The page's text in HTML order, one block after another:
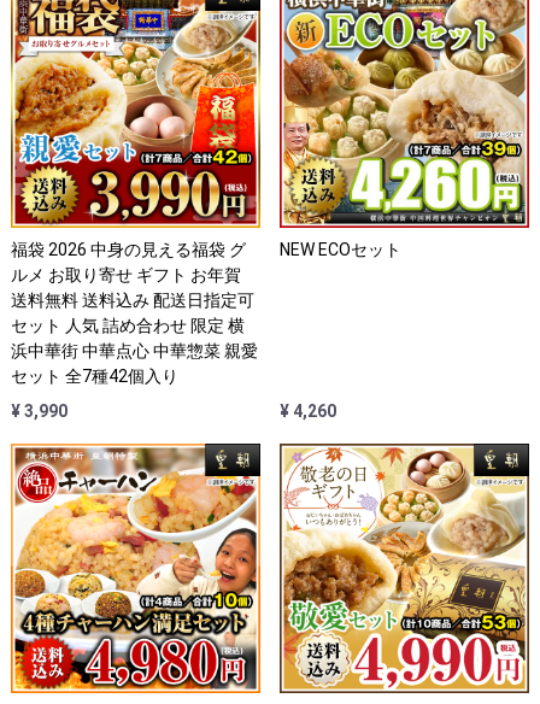
福袋 2026 中身の見える福袋 グ
ルメ お取り寄せ ギフト お年賀
送料無料 送料込み 配送日指定可
セット 人気 詰め合わせ 限定 横
浜中華街 中華点心 中華惣菜 親愛
セット 全7種42個入り
¥ 3,990
NEW ECOセット
¥ 4,260